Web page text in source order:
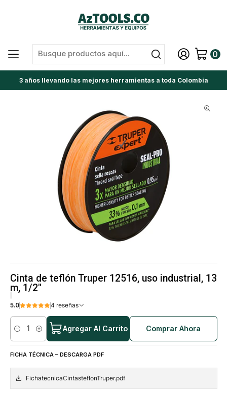
0
3 años llevando las mejores herramientas a toda Colombia
Cinta de teflón Truper 12516, uso industrial, 13
m, 1/2"
5.0
4 reseñas
Cantidad
Agregar Al Carrito Comprar Ahora
FICHA TÉCNICA – DESCARGA PDF
FichatecnicaCintasteflonTruper.pdf